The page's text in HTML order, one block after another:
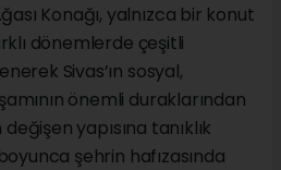
Konağı, yalnızca bir konut
dönemlerde çeşitli
Sivas’ın sosyal,
önemli duraklarından
yapısına tanıklık
şehrin hafızasında